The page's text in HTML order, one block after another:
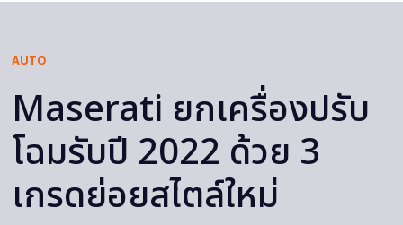
AUTO
Maserati ยกเครื่องปรับ
โฉมรับปี 2022 ด้วย 3
เกรดย่อยสไตล์ใหม่